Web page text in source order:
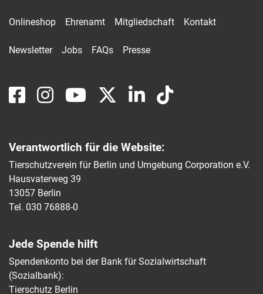
Onlineshop Ehrenamt Mitgliedschaft Kontakt
Newsletter Jobs FAQs Presse
Verantwortlich für die Website:
Tierschutzverein für Berlin und Umgebung Corporation e.V.
Hausvaterweg 39
13057 Berlin
Tel. 030 76888-0
Jede Spende hilft
Spendenkonto bei der Bank für Sozialwirtschaft
(Sozialbank):
Tierschutz Berlin